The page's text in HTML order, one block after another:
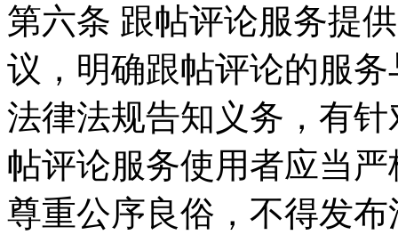
第六条 跟帖评论服务提
议，明确跟帖评论的服
法律法规告知义务，有
帖评论服务使用者应当
尊重公序良俗，不得发